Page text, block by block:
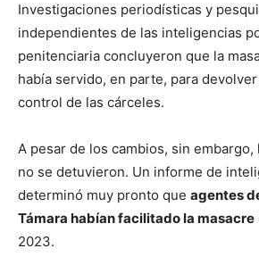
Investigaciones periodísticas y
independientes de las inteligencias
penitenciaria concluyeron que la
había servido, en parte, para
control de las cárceles.
A pesar de los cambios, sin
no se detuvieron. Un informe de
determinó muy pronto que agentes
Támara habían facilitado la masacre
2023.